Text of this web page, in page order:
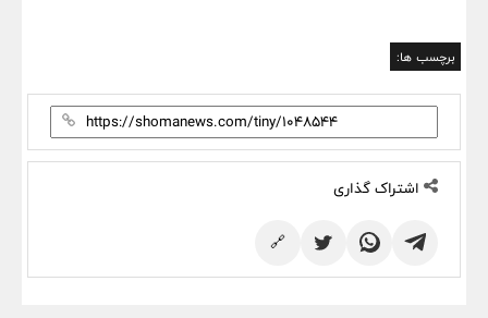
برچسب ها:
اشتراک گذاری
🔗